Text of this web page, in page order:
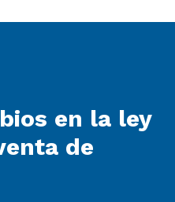
en la ley
de